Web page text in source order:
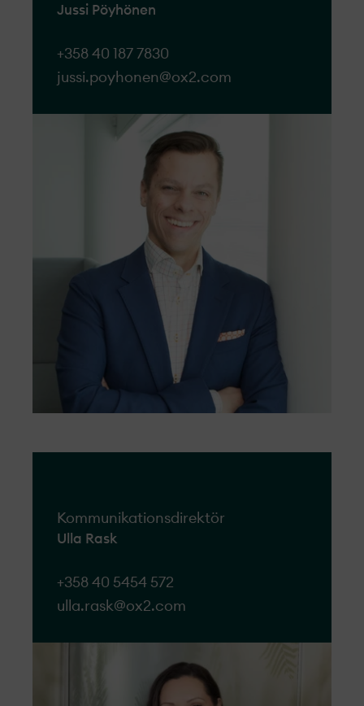
Jussi Pöyhönen
+358 40 187 7830
jussi.poyhonen@ox2.com
Kommunikationsdirektör
Ulla Rask
+358 40 5454 572
ulla.rask@ox2.com